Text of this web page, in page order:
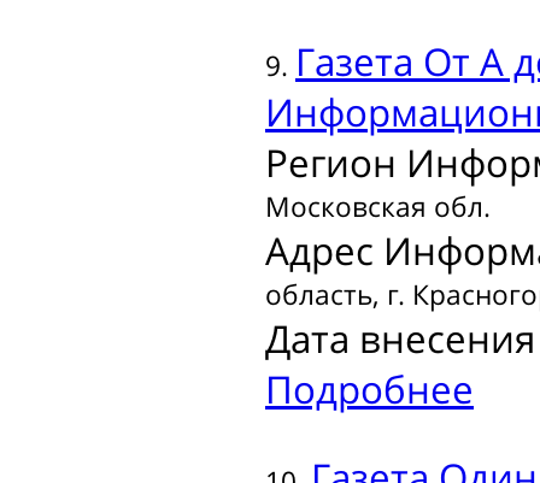
9. Газета От А
Регион
Московская обл.
Адрес
область, г.
Дата
Подробнее